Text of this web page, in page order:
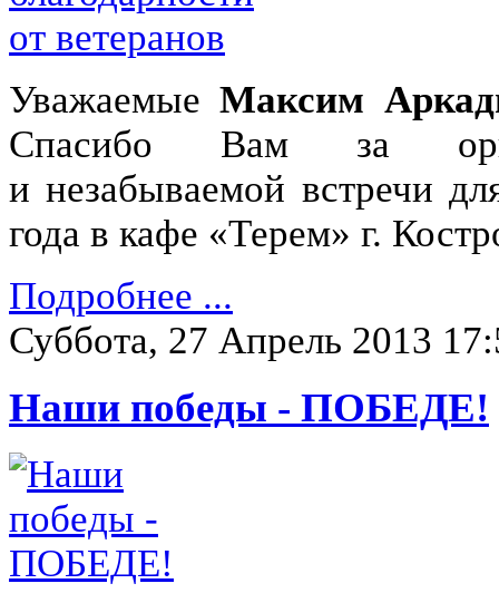
УважаемыеМаксим
Спасибо Вам за
и незабываемой встречи
года в кафе «Терем» г.
Подробнее ...
Суббота, 27 Апрель 2013
Наши победы - ПОБЕДЕ!